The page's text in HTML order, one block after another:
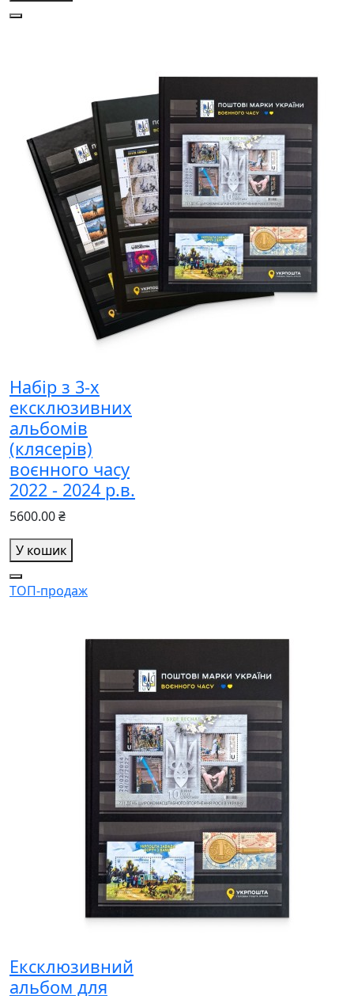
Набір з 3-х
ексклюзивних
альбомів
(клясерів)
воєнного часу
2022 - 2024 р.в.
5600.00 ₴
У кошик
ТОП-продаж
Ексклюзивний
альбом для